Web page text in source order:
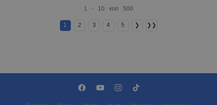
1 - 10 von 500
1 2 3 4 5 ❯ ❯❯